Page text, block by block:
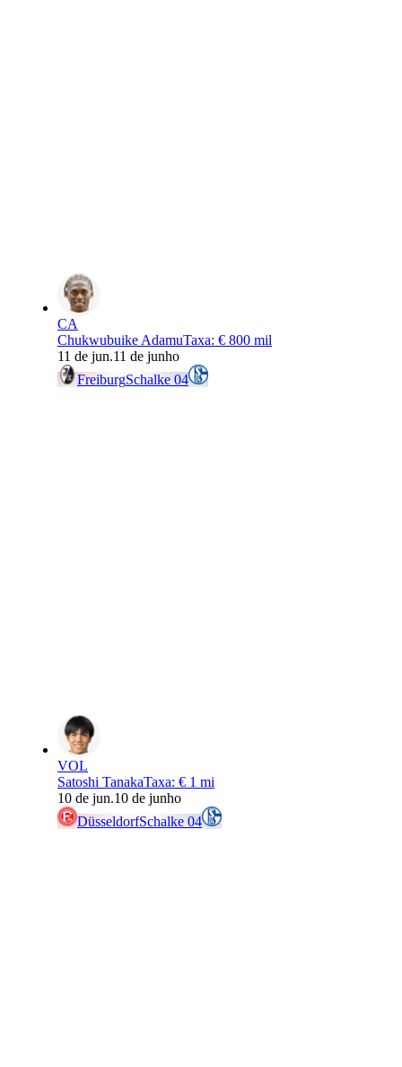
CA
Chukwubuike AdamuTaxa: € 800 mil
11 de jun.11 de junho
FreiburgSchalke 04
VOL
Satoshi TanakaTaxa: € 1 mi
10 de jun.10 de junho
DüsseldorfSchalke 04